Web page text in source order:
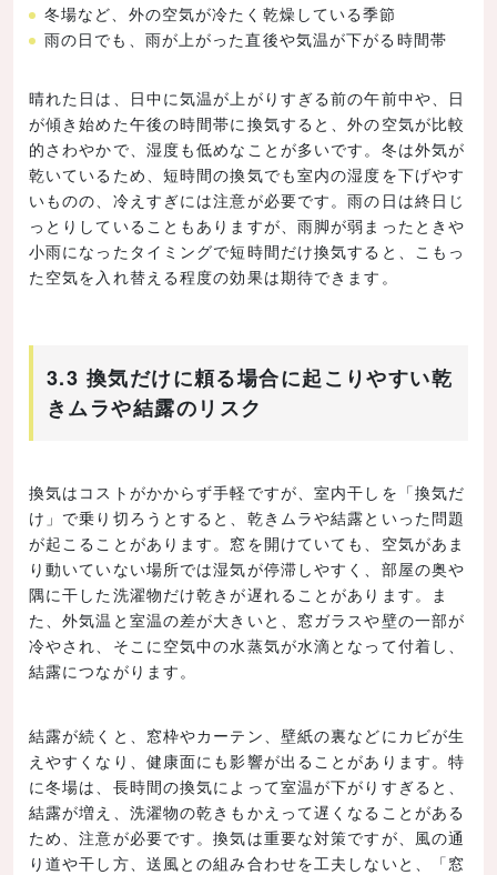
冬場など、外の空気が冷たく乾燥している季節
雨の日でも、雨が上がった直後や気温が下がる時間帯
晴れた日は、日中に気温が上がりすぎる前の午前中や、日
が傾き始めた午後の時間帯に換気すると、外の空気が比較
的さわやかで、湿度も低めなことが多いです。冬は外気が
乾いているため、短時間の換気でも室内の湿度を下げやす
いものの、冷えすぎには注意が必要です。雨の日は終日じ
っとりしていることもありますが、雨脚が弱まったときや
小雨になったタイミングで短時間だけ換気すると、こもっ
た空気を入れ替える程度の効果は期待できます。
3.3 換気だけに頼る場合に起こりやすい乾
きムラや結露のリスク
換気はコストがかからず手軽ですが、室内干しを「換気だ
け」で乗り切ろうとすると、乾きムラや結露といった問題
が起こることがあります。窓を開けていても、空気があま
り動いていない場所では湿気が停滞しやすく、部屋の奥や
隅に干した洗濯物だけ乾きが遅れることがあります。ま
た、外気温と室温の差が大きいと、窓ガラスや壁の一部が
冷やされ、そこに空気中の水蒸気が水滴となって付着し、
結露につながります。
結露が続くと、窓枠やカーテン、壁紙の裏などにカビが生
えやすくなり、健康面にも影響が出ることがあります。特
に冬場は、長時間の換気によって室温が下がりすぎると、
結露が増え、洗濯物の乾きもかえって遅くなることがある
ため、注意が必要です。換気は重要な対策ですが、風の通
り道や干し方、送風との組み合わせを工夫しないと、「窓